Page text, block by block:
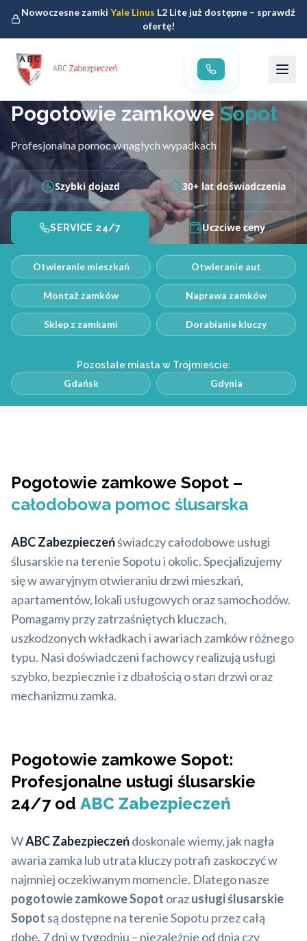
Nowoczesne zamkiYale Linus L2 Lite już dostępne – sprawdź
ofertę!
Pogotowie zamkowe Sopot
Profesjonalna pomoc w nagłych wypadkach
Szybki dojazd 30+ lat doświadczenia
SERVICE 24/7 Uczciwe ceny
Otwieranie mieszkań Otwieranie aut
Montaż zamków Naprawa zamków
Sklep z zamkami Dorabianie kluczy
Pozostałe miasta w Trójmieście:
Gdańsk Gdynia
Pogotowie zamkowe Sopot –
całodobowa pomoc ślusarska
ABC Zabezpieczeńświadczy całodobowe usługi
ślusarskie na terenie Sopotu i okolic. Specjalizujemy
się w awaryjnym otwieraniu drzwi mieszkań,
apartamentów, lokali usługowych oraz samochodów.
Pomagamy przy zatrzaśniętych kluczach,
uszkodzonych wkładkach i awariach zamków różnego
typu. Nasi doświadczeni fachowcy realizują usługi
szybko, bezpiecznie i z dbałością o stan drzwi oraz
mechanizmu zamka.
Pogotowie zamkowe Sopot:
Profesjonalne usługi ślusarskie
24/7 od ABC Zabezpieczeń
WABC Zabezpieczeńdoskonale wiemy, jak nagła
awaria zamka lub utrata kluczy potrafi zaskoczyć w
najmniej oczekiwanym momencie. Dlatego nasze
pogotowie zamkowe Sopot orazusługi ślusarskie
Sopot są dostępne na terenie Sopotu przez całą
dobę, 7 dni w tygodniu – niezależnie od dnia czy